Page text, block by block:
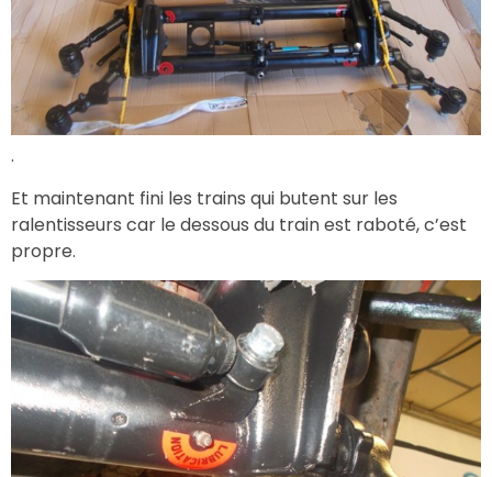
.
Et maintenant fini les trains qui butent sur les
ralentisseurs car le dessous du train est raboté, c’est
propre.